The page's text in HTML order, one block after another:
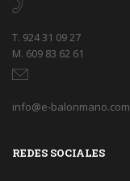
T. 924 31 09 27
M. 609 83 62 61
info@e-balonmano.com
REDES SOCIALES